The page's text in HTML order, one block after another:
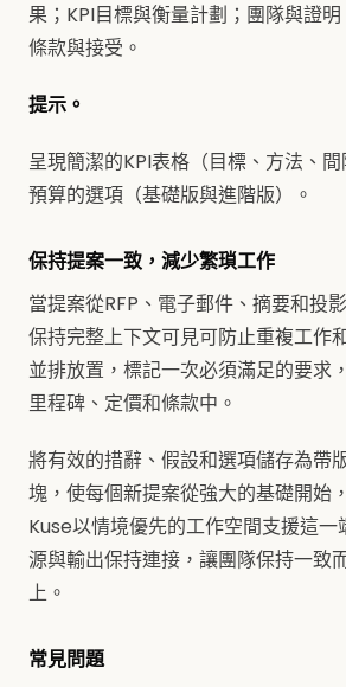
果；KPI目標與衡量計劃；團隊與證明
條款與接受。
提示。
呈現簡潔的KPI表格（目標、方法、
預算的選項（基礎版與進階版）。
保持提案一致，減少繁瑣工作
當提案從RFP、電子郵件、摘要和投
保持完整上下文可見可防止重複工作
並排放置，標記一次必須滿足的要求
里程碑、定價和條款中。
將有效的措辭、假設和選項儲存為帶
塊，使每個新提案從強大的基礎開始
Kuse以情境優先的工作空間支援這一
源與輸出保持連接，讓團隊保持一致
上。
常見問題